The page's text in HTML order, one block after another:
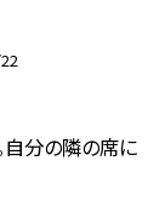
自分の隣の席に